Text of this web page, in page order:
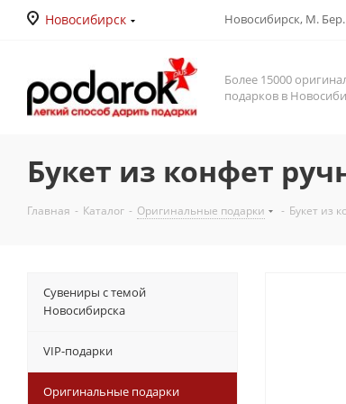
Новосибирск Новосибирск, М.
Более 15000
подарков в
Букет из конфет
Главная - Каталог - Оригинальные подарки - Букет из
Сувениры с темой
Новосибирска
VIP-подарки
Оригинальные подарки